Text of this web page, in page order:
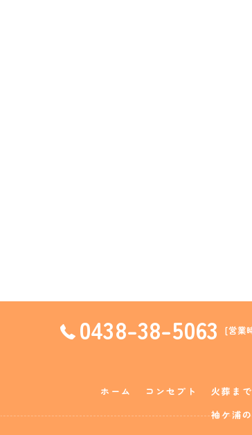
0438-38-5063 [営業
ホーム コンセプト 火葬ま
袖ケ浦